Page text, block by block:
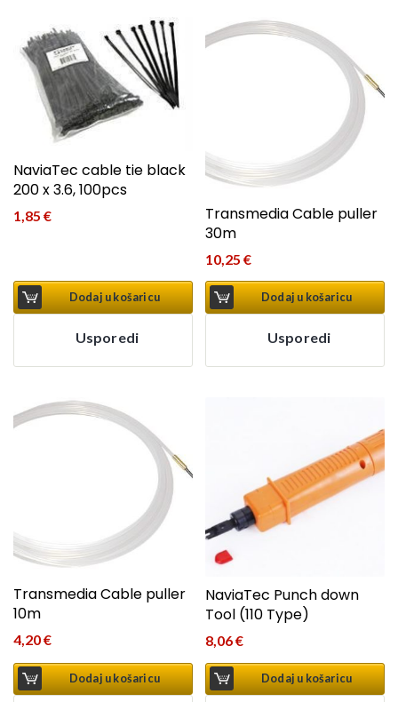
NaviaTec cable tie black
200 x 3.6, 100pcs
1,85 €
Dodaj u košaricu
Usporedi
Transmedia Cable puller
30m
10,25€
Dodaj u košaricu
Usporedi
Transmedia Cable puller
10m
4,20€
Dodaj u košaricu
NaviaTec Punch down
Tool (110 Type)
8,06€
Dodaj u košaricu